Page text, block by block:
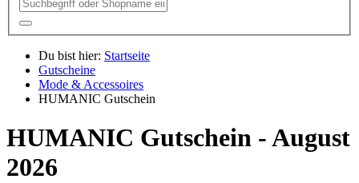
Du bist hier: Startseite
Gutscheine
Mode & Accessoires
HUMANIC Gutschein
HUMANIC Gutschein - August
2026